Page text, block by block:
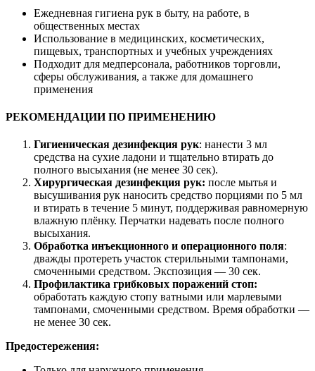
Ежедневная гигиена рук в быту, на работе, в
общественных местах
Использование в медицинских, косметических,
пищевых, транспортных и учебных учреждениях
Подходит для медперсонала, работников торговли,
сферы обслуживания, а также для домашнего
применения
РЕКОМЕНДАЦИИ ПО ПРИМЕНЕНИЮ
Гигиеническая дезинфекция рук: нанести 3 мл
средства на сухие ладони и тщательно втирать до
полного высыхания (не менее 30 сек).
Хирургическая дезинфекция рук: после мытья и
высушивания рук наносить средство порциями по 5 мл
и втирать в течение 5 минут, поддерживая равномерную
влажную плёнку. Перчатки надевать после полного
высыхания.
Обработка инъекционного и операционного поля:
дважды протереть участок стерильными тампонами,
смоченными средством. Экспозиция — 30 сек.
Профилактика грибковых поражений стоп:
обработать каждую стопу ватными или марлевыми
тампонами, смоченными средством. Время обработки —
не менее 30 сек.
Предостережения: